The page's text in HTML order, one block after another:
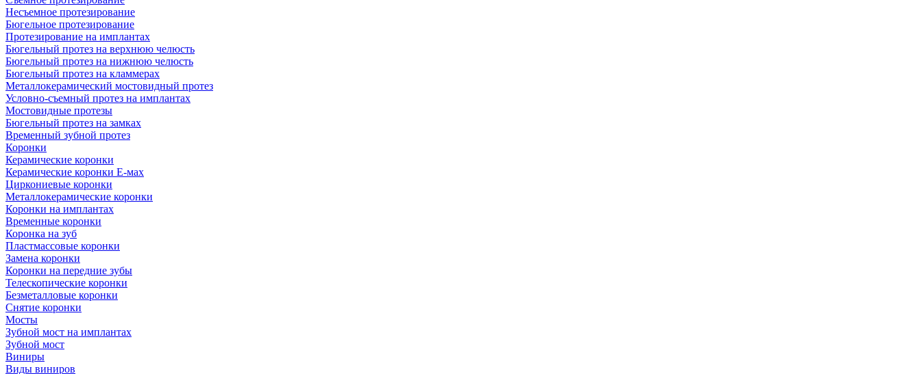
Несъемное протезирование
Бюгельное протезирование
Протезирование на имплантах
Бюгельный протез на верхнюю челюсть
Бюгельный протез на нижнюю челюсть
Бюгельный протез на кламмерах
Металлокерамический мостовидный протез
Условно-съемный протез на имплантах
Мостовидные протезы
Бюгельный протез на замках
Временный зубной протез
Коронки
Керамические коронки
Керамические коронки Е-мах
Циркониевые коронки
Металлокерамические коронки
Коронки на имплантах
Временные коронки
Коронка на зуб
Пластмассовые коронки
Замена коронки
Коронки на передние зубы
Телескопические коронки
Безметалловые коронки
Снятие коронки
Мосты
Зубной мост на имплантах
Зубной мост
Виниры
Виды виниров